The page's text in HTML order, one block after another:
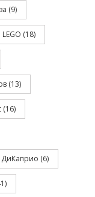
(9)
(18)
(13)
(16)
(6)